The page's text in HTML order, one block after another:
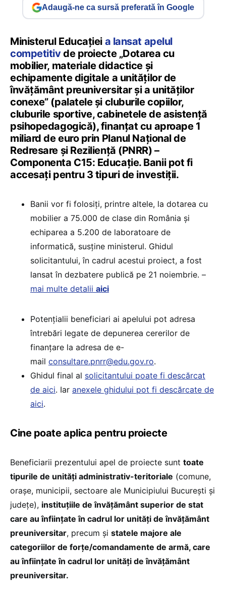
Adaugă-ne ca sursă preferată în Google
Ministerul Educației a lansat apelul
competitivde proiecte „Dotarea cu
mobilier, materiale didactice și
echipamente digitale a unităților de
învățământ preuniversitar și a unităților
conexe” (palatele și cluburile copiilor,
cluburile sportive, cabinetele de asistență
psihopedagogică),finanțat cu aproape 1
miliard de euro prin Planul Național de
Redresare și Reziliență (PNRR) –
Componenta C15: Educație. Banii pot fi
accesați pentru 3 tipuri de investiții.
Banii vor fi folosiți, printre altele, la dotarea cu
mobilier a 75.000 de clase din România și
echiparea a 5.200 de laboratoare de
informatică, susține ministerul. Ghidul
solicitantului, în cadrul acestui proiect, a fost
lansat în dezbatere publică pe 21 noiembrie. –
mai multe detalii aici
Potențialii beneficiari ai apelului pot adresa
întrebări legate de depunerea cererilor de
finanțare la adresa de e-
mail consultare.pnrr@edu.gov.ro.
Ghidul final al solicitantului poate fi descărcat
de aici. Iar anexele ghidului pot fi descărcate de
aici.
Cine poate aplica pentru proiecte
Beneficiarii prezentului apel de proiecte sunt toate
tipurile de unități administrativ-teritoriale (comune,
orașe, municipii, sectoare ale Municipiului București și
județe), instituțiile de învățământ superior de stat
care au înființate în cadrul lor unități de învățământ
preuniversitar, precum și statele majore ale
categoriilor de forțe/comandamente de armă, care
au înființate în cadrul lor unități de învățământ
preuniversitar.